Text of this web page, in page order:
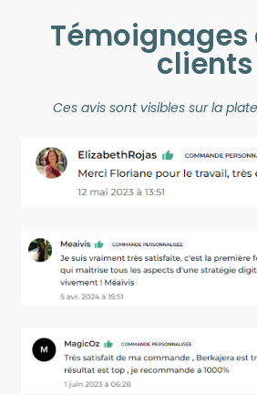
Témoignages
clients
Ces avis sont visibles sur la